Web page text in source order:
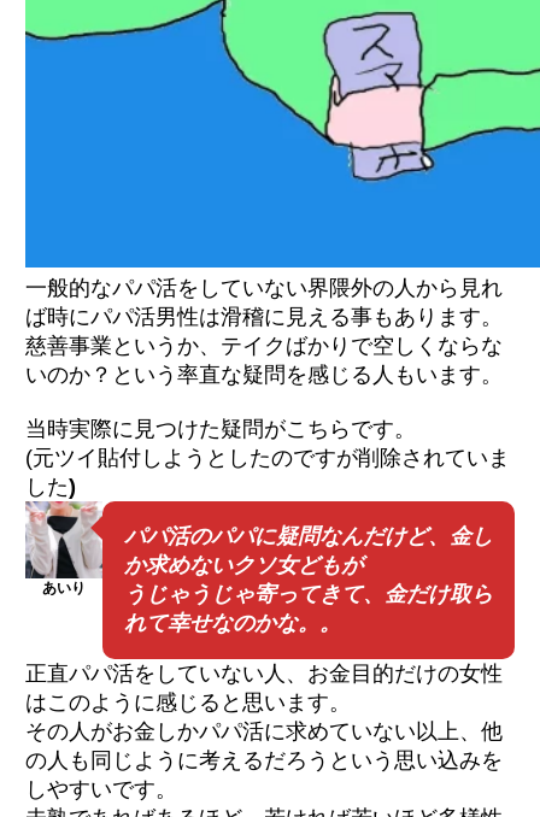
一般的なパパ活をしていない界隈外の人から見れ
ば時にパパ活男性は滑稽に見える事もあります。
慈善事業というか、テイクばかりで空しくならな
いのか？という率直な疑問を感じる人もいます。
当時実際に見つけた疑問がこちらです。
(元ツイ貼付しようとしたのですが削除されていま
した)
あいり
パパ活のパパに疑問なんだけど、金し
か求めないクソ女どもが
うじゃうじゃ寄ってきて、金だけ取ら
れて幸せなのかな。。
正直パパ活をしていない人、お金目的だけの女性
はこのように感じると思います。
その人がお金しかパパ活に求めていない以上、他
の人も同じように考えるだろうという思い込みを
しやすいです。